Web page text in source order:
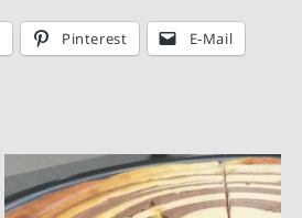
Pinterest E-Mail